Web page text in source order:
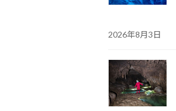
2026年8月3日